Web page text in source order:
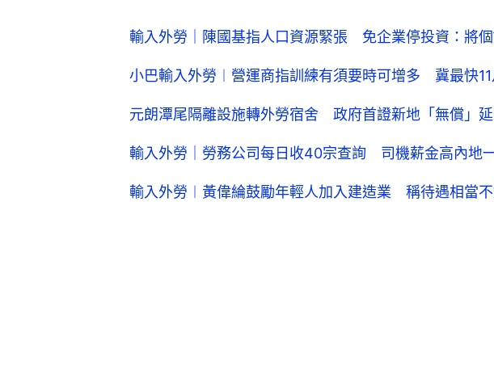
輸入外勞｜陳國基指人口資源緊張 免企業停投資：將
小巴輸入外勞︱營運商指訓練有須要時可增多 冀最快
元朗潭尾隔離設施轉外勞宿舍 政府首證新地「無償」
輸入外勞｜勞務公司每日收40宗查詢 司機薪金高內地
輸入外勞︱黃偉綸鼓勵年輕人加入建造業 稱待遇相當